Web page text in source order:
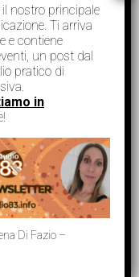
registrato.
il nostro principale
Ti arriva
e contiene
un post dal
pratico di
in
Di Fazio –